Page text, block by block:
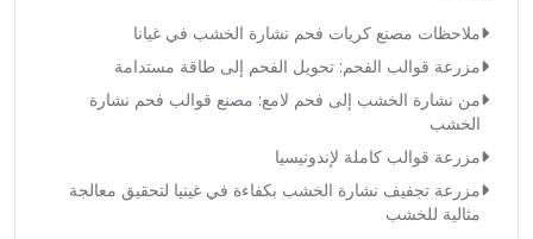
ملاحظات مصنع كريات فحم نشارة الخشب في غيانا
مزرعة قوالب الفحم: تحويل الفحم إلى طاقة مستدامة
من نشارة الخشب إلى فحم لامع: مصنع قوالب فحم نشارة
الخشب
مزرعة قوالب كاملة لإندونيسيا
مزرعة تجفيف نشارة الخشب بكفاءة في غينيا لتحقيق معالجة
مثالية للخشب